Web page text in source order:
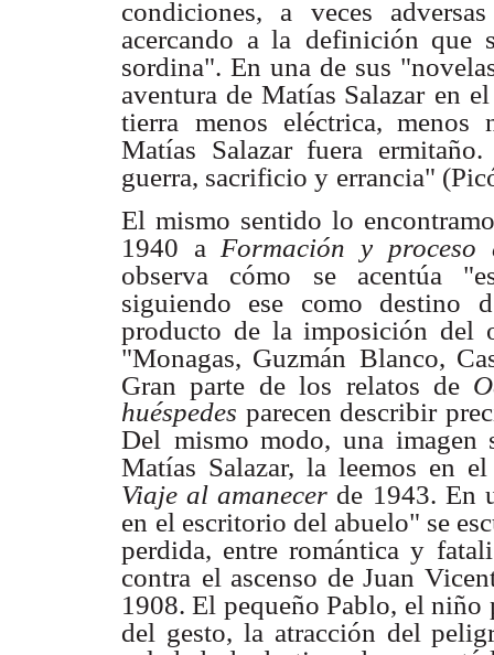
condiciones, a veces
acercando a la definición que
sordina". En una de sus
aventura de Matías Salazar en
tierra menos eléctrica,
Matías Salazar fuera ermitaño.
guerra, sacrificio y errancia"
El mismo sentido lo
1940 a Formación y proceso
observa cómo
se acentúa
siguiendo ese como destino
producto de la imposición del
"Monagas, Guzmán Blanco,
Gran parte de los relatos de
huéspedes parecen describir
Del mismo modo, una
Matías Salazar, la leemos en
Viaje al amanecer de 1943. En
en el escritorio del abuelo" se
perdida, entre romántica y
contra el ascenso de Juan
1908. El pequeño Pablo, el niño
del gesto, la atracción del